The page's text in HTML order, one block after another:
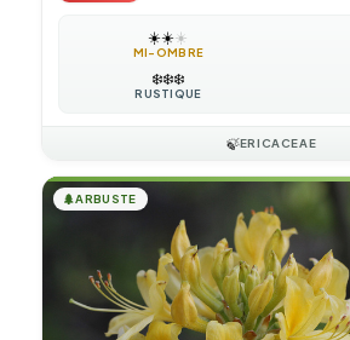
☀️☀️☀️
MI-OMBRE
❄️❄️❄️
RUSTIQUE
🍃ERICACEAE
🌲ARBUSTE